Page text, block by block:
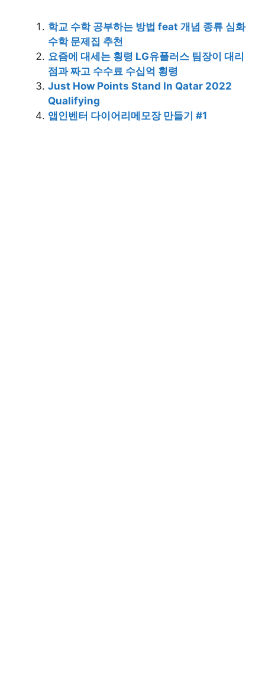
학교 수학 공부하는 방법 feat 개념 종류 심화
수학 문제집 추천
요즘에 대세는 횡령 LG유플러스 팀장이 대리
점과 짜고 수수료 수십억 횡령
Just How Points Stand In Qatar 2022
Qualifying
앱인벤터 다이어리메모장 만들기 #1